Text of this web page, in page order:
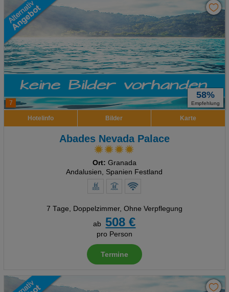
7
58%
Empfehlung
Hotelinfo Bilder Karte
Abades Nevada Palace
Ort: Granada
Andalusien, Spanien Festland
7 Tage, Doppelzimmer, Ohne Verpflegung
ab
508 €
pro Person
Termine